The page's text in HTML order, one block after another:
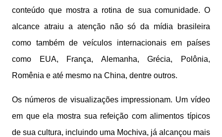
conteúdo que mostra a rotina de sua comunidade. O
alcance atraiu a atenção não só da mídia brasileira
como também de veículos internacionais em países
como EUA, França, Alemanha, Grécia, Polônia,
Romênia e até mesmo na China, dentre outros.
Os números de visualizações impressionam. Um vídeo
em que ela mostra sua refeição com alimentos típicos
de sua cultura, incluindo uma Mochiva, já alcançou mais